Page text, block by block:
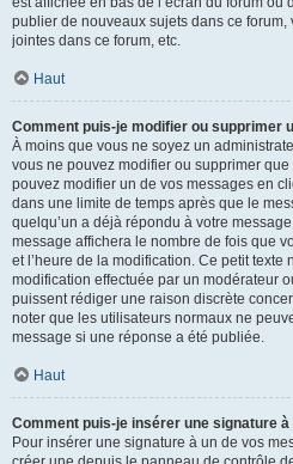
publier de nouveaux sujets dans ce
jointes dans ce forum, etc.
Haut
Comment puis-je modifier ou supprimer
À moins que vous ne soyez un
vous ne pouvez modifier ou supprimer
pouvez modifier un de vos messages en
dans une limite de temps après que le
quelqu’un a déjà répondu à votre
message affichera le nombre de fois que
et l’heure de la modification. Ce petit texte
modification effectuée par un modérateur
puissent rédiger une raison discrète
noter que les utilisateurs normaux ne
message si une réponse a été publiée.
Haut
Comment puis-je insérer une signature
Pour insérer une signature à un de vos